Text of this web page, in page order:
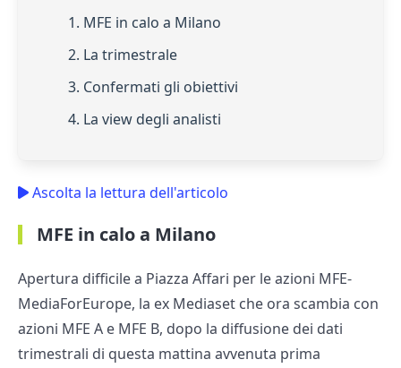
1. MFE in calo a Milano
2. La trimestrale
3. Confermati gli obiettivi
4. La view degli analisti
Ascolta la lettura dell'articolo
MFE in calo a Milano
Apertura difficile a Piazza Affari per le azioni MFE-
MediaForEurope, la ex Mediaset che ora scambia con
azioni MFE A e MFE B, dopo la diffusione dei dati
trimestrali di questa mattina avvenuta prima